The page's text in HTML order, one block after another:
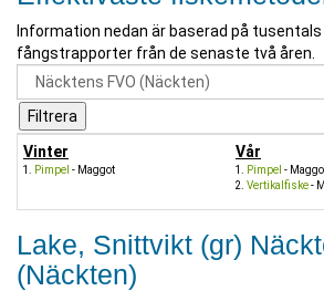
Information nedan är baserad på
fångstrapporter från de senaste två åren.
Vinter
Pimpel - Maggot
Vår
Pimpel -
Vertikalfiske-
Lake, Snittvikt (gr)
(Näckten)